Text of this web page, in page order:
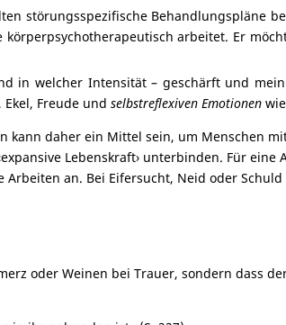
störungsspezifische Behandlungspläne
arbeitet. Er
in welcher Intensität – geschärft und
Ekel, Freude undselbstreflexiven Emotionen
kann daher ein Mittel sein, um Menschen
Lebenskraft› unterbinden. Für eine
an. Bei Eifersucht, Neid oder
oder Weinen bei Trauer, sondern dass